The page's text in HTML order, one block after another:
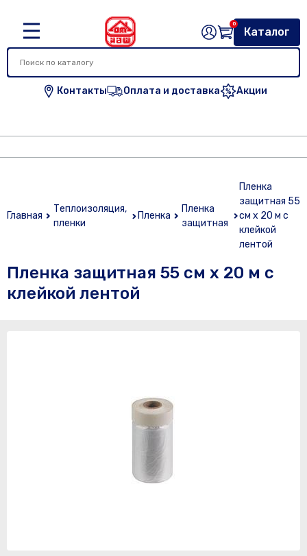
Контакты Оплата и доставка Акции
Каталог
0
Главная
Теплоизоляция,
пленки
Пленка
Пленка
защитная
Пленка
защитная 55
см х 20 м с
клейкой
лентой
Пленка защитная 55 см х 20 м с
клейкой лентой